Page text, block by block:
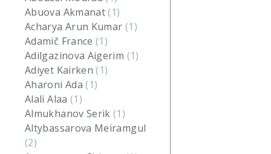
Abuova Akmanat(1)
Acharya Arun Kumar (1)
Adamič France(1)
Adilgazinova Aigerim (1)
Adiyet Kairken(1)
Aharoni Ada(1)
Alali Alaa (1)
Almukhanov Serik(1)
Altybassarova Meiramgul
(2)